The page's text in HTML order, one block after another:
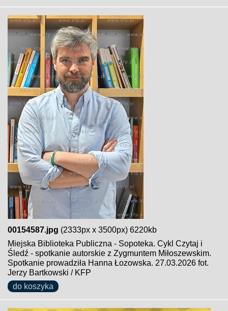
00154587.jpg (2333px x 3500px) 6220kb
Miejska Biblioteka Publiczna - Sopoteka. Cykl Czytaj i
Śledź - spotkanie autorskie z Zygmuntem Miłoszewskim.
Spotkanie prowadziła Hanna Łozowska. 27.03.2026 fot.
Jerzy Bartkowski / KFP
do koszyka